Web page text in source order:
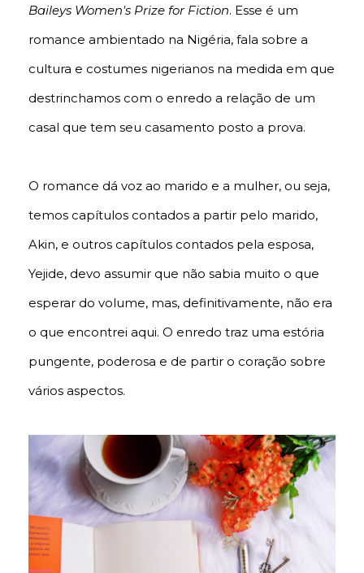
Baileys Women's Prize for Fiction. Esse é um
romance ambientado na Nigéria, fala sobre a
cultura e costumes nigerianos na medida em que
destrinchamos com o enredo a relação de um
casal que tem seu casamento posto a prova.
O romance dá voz ao marido e a mulher, ou seja,
temos capítulos contados a partir pelo marido,
Akin, e outros capítulos contados pela esposa,
Yejide, devo assumir que não sabia muito o que
esperar do volume, mas, definitivamente, não era
o que encontrei aqui. O enredo traz uma estória
pungente, poderosa e de partir o coração sobre
vários aspectos.